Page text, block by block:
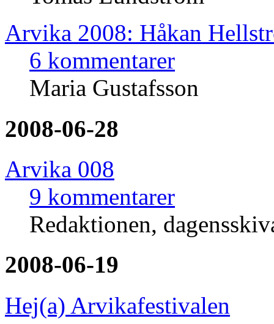
Arvika 2008: Håkan
6 kommentarer
Maria Gustafsson
2008-06-28
Arvika 008
9 kommentarer
Redaktionen,
2008-06-19
Hej(a) Arvikafestivalen